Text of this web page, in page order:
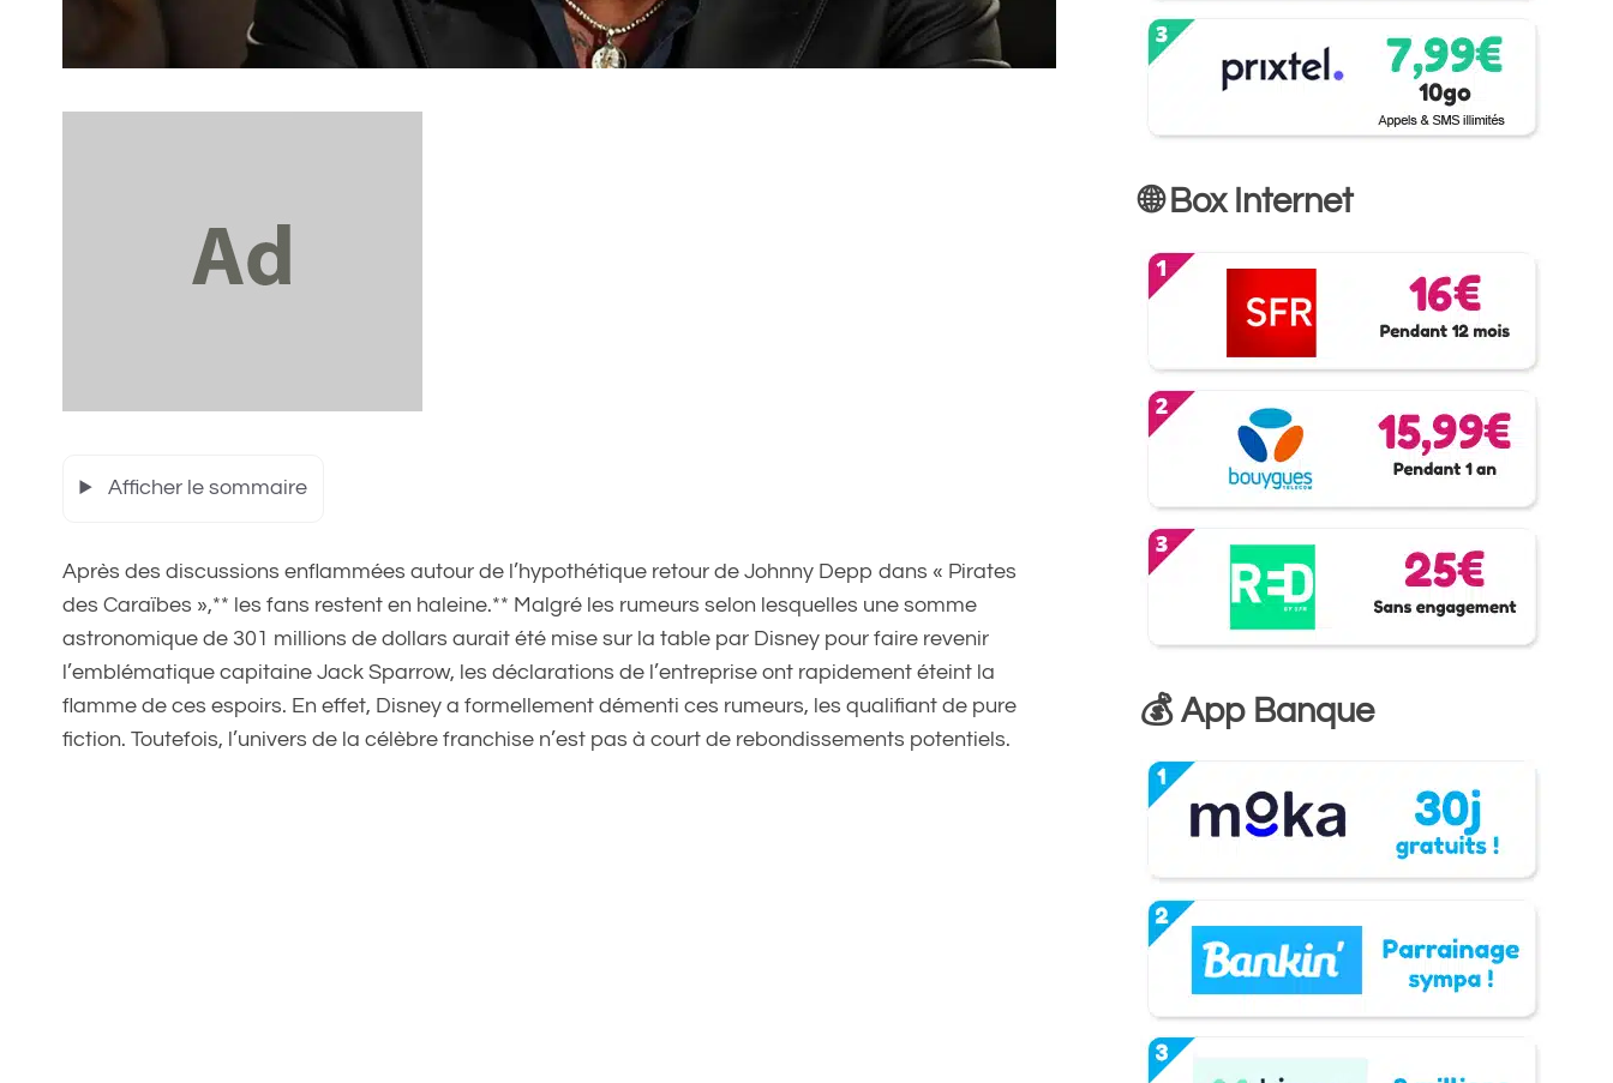
Afficher le sommaire
Après des discussions enflammées autour de l’hypothétique retour de Johnny Depp dans « Pirates
des Caraïbes »,** les fans restent en haleine.** Malgré les rumeurs selon lesquelles une somme
astronomique de 301 millions de dollars aurait été mise sur la table par Disney pour faire revenir
l’emblématique capitaine Jack Sparrow, les déclarations de l’entreprise ont rapidement éteint la
flamme de ces espoirs. En effet, Disney a formellement démenti ces rumeurs, les qualifiant de pure
fiction. Toutefois, l’univers de la célèbre franchise n’est pas à court de rebondissements potentiels.
🌐 Box Internet
💰 App Banque